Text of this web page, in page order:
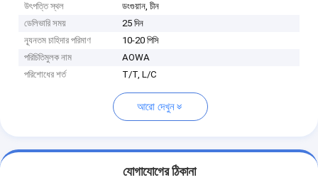
উৎপত্তি স্থল
ডংগুয়ান, চীন
ডেলিভারি সময়
25 দিন
ন্যূনতম চাহিদার পরিমাণ
10-20 পিসি
পরিচিতিমুলক নাম
AOWA
পরিশোধের শর্ত
T/T, L/C
আরো দেখুন
যোগাযোগের ঠিকানা